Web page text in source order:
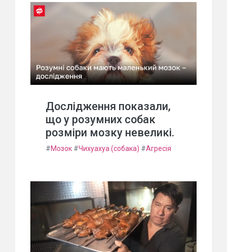
Дослідження показали,
що у розумних собак
розміри мозку невеликі.
#Мозок #Чихуахуа (собака) #Агресія